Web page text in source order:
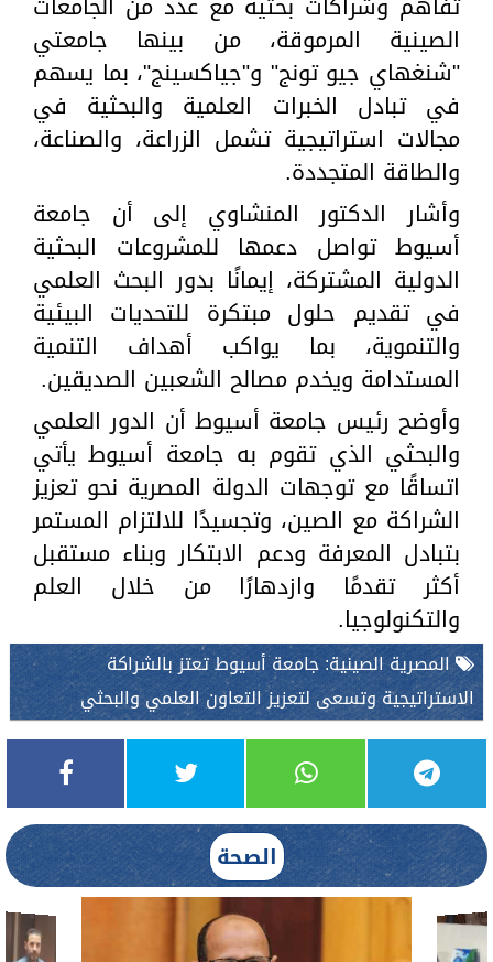
الصينية المرموقة، من بينها جامعتي
"شنغهاي جيو تونج" و"جياكسينج"، بما يسهم
في تبادل الخبرات العلمية والبحثية في
مجالات استراتيجية تشمل الزراعة، والصناعة،
والطاقة المتجددة.
وأشار الدكتور المنشاوي إلى أن جامعة
أسيوط تواصل دعمها للمشروعات البحثية
الدولية المشتركة، إيمانًا بدور البحث العلمي
في تقديم حلول مبتكرة للتحديات البيئية
والتنموية، بما يواكب أهداف التنمية
المستدامة ويخدم مصالح الشعبين الصديقين.
وأوضح رئيس جامعة أسيوط أن الدور العلمي
والبحثي الذي تقوم به جامعة أسيوط يأتي
اتساقًا مع توجهات الدولة المصرية نحو تعزيز
الشراكة مع الصين، وتجسيدًا للالتزام المستمر
بتبادل المعرفة ودعم الابتكار وبناء مستقبل
أكثر تقدمًا وازدهارًا من خلال العلم
والتكنولوجيا.
المصرية الصينية: جامعة أسيوط تعتز بالشراكة
الاستراتيجية وتسعى لتعزيز التعاون العلمي والبحثي
الصحة